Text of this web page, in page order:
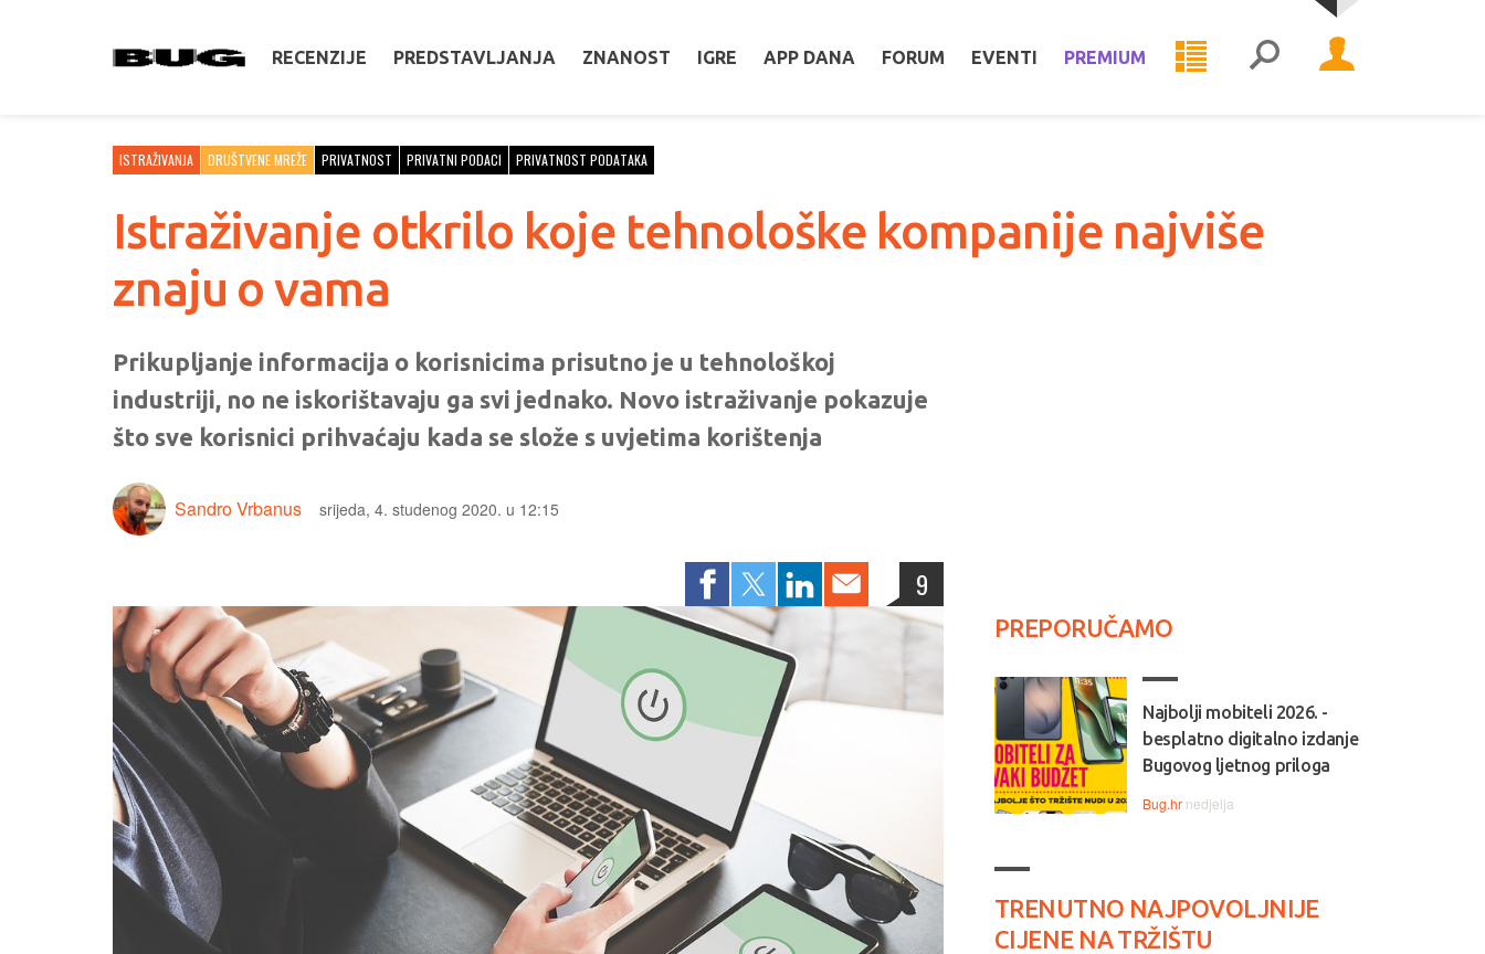
RECENZIJE PREDSTAVLJANJA ZNANOST IGRE APP DANA FORUM EVENTI PREMIUM
ISTRAŽIVANJA DRUŠTVENE MREŽE PRIVATNOST PRIVATNI PODACI PRIVATNOST PODATAKA
Istraživanje otkrilo koje tehnološke kompanije najviše
znaju o vama
Prikupljanje informacija o korisnicima prisutno je u tehnološkoj
industriji, no ne iskorištavaju ga svi jednako. Novo istraživanje pokazuje
što sve korisnici prihvaćaju kada se slože s uvjetima korištenja
Sandro Vrbanus srijeda, 4. studenog 2020. u 12:15
9
PREPORUČAMO
Najbolji mobiteli 2026. -
besplatno digitalno izdanje
Bugovog ljetnog priloga
Bug.hr nedjelja
TRENUTNO NAJPOVOLJNIJE
CIJENE NA TRŽIŠTU